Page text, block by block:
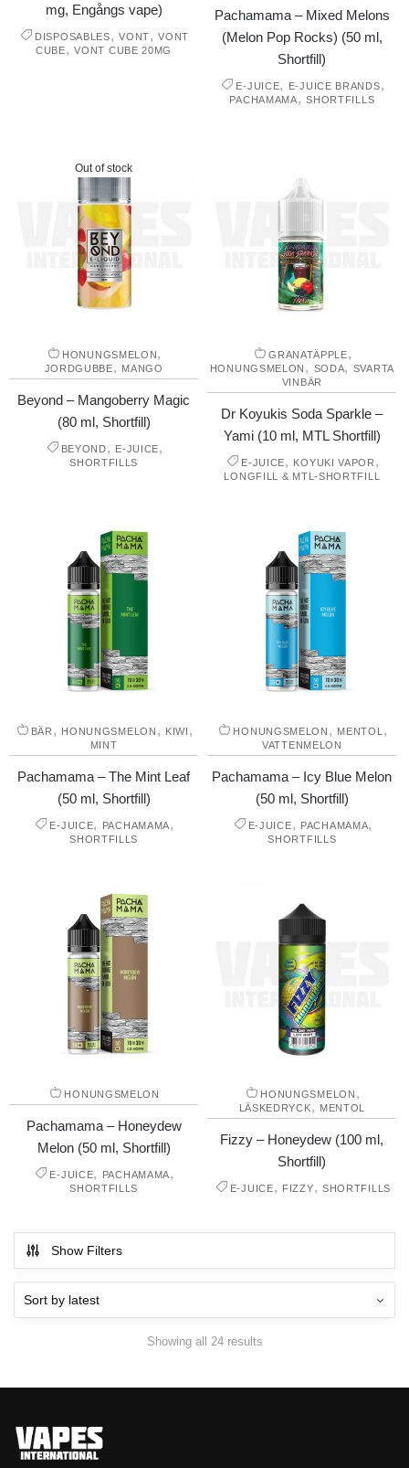
mg, Engångs vape)
DISPOSABLES,VONT,VONT
CUBE,VONT CUBE 20MG
Pachamama – Mixed Melons
(Melon Pop Rocks) (50 ml,
Shortfill)
E-JUICE, E-JUICE BRANDS,
PACHAMAMA,SHORTFILLS
Out of stock
HONUNGSMELON,
JORDGUBBE, MANGO
Beyond – Mangoberry Magic
(80 ml, Shortfill)
BEYOND, E-JUICE,
SHORTFILLS
GRANATÄPPLE,
HONUNGSMELON , SODA, SVARTA
VINBÄR
Dr Koyukis Soda Sparkle –
Yami (10 ml, MTL Shortfill)
E-JUICE, KOYUKI VAPOR ,
LONGFILL & MTL-SHORTFILL
BÄR , HONUNGSMELON , KIWI ,
MINT
Pachamama – The Mint Leaf
(50 ml, Shortfill)
E-JUICE, PACHAMAMA,
SHORTFILLS
HONUNGSMELON , MENTOL ,
VATTENMELON
Pachamama – Icy Blue Melon
(50 ml, Shortfill)
E-JUICE, PACHAMAMA,
SHORTFILLS
HONUNGSMELON
Pachamama – Honeydew
Melon (50 ml, Shortfill)
E-JUICE, PACHAMAMA,
SHORTFILLS
HONUNGSMELON ,
LÄSKEDRYCK, MENTOL
Fizzy – Honeydew (100 ml,
Shortfill)
E-JUICE, FIZZY, SHORTFILLS
Show Filters
Showing all 24 results